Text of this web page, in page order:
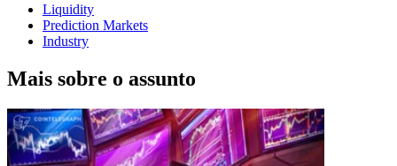
Liquidity
Prediction Markets
Industry
Mais sobre o assunto